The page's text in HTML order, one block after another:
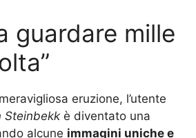
guardare mille
eruzione, l’utente
Steinbekk è diventato una
alcune immagini uniche e